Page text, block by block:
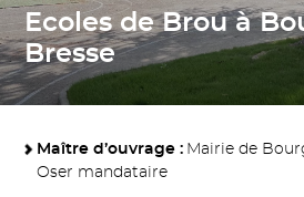
Ecoles de Brou à
Bresse
Maître d’ouvrage : Mairie de
Oser mandataire